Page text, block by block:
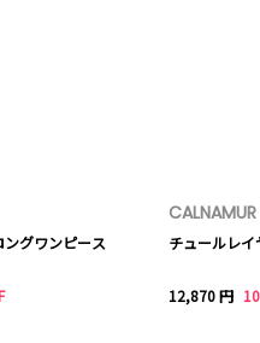
グワンピース
CALNAMUR
チュールレ
12,870 円